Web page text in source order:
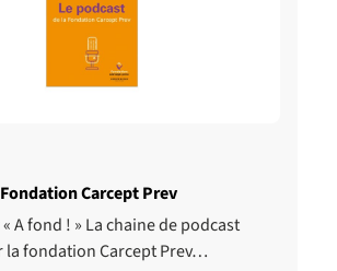
Carcept Prev
A fond ! » La chaine de podcast
la fondation Carcept Prev…